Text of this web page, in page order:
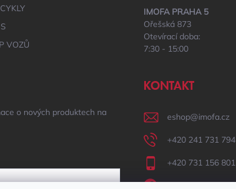
VOZŮ
IMOFA PRAHA 5
Ořešská 873
Otevírací doba:
7:30 - 15:00
o nových produktech na
KONTAKT
eshop@imofa.cz
+420 241 731 794
+420 731 156 801
IMOFA Facebook